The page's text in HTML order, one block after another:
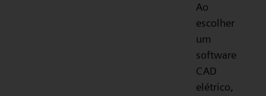
Ao
escolher
um
software
CAD
elétrico,